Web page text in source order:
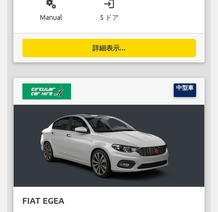
miscellaneous_services
Manual
login
5 ドア
詳細表示...
中型車
FIAT EGEA